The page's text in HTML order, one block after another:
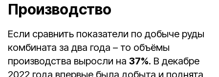
Производство
Если сравнить показатели по добыче руды
комбината за два года – то объёмы
производства выросли на 37%. В декабре
2022 года впервые была добыта и поднята